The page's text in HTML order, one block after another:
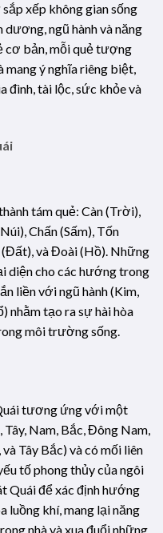
xếp không gian sống
ngũ hành và năng
cơ bản, mỗi quẻ tượng
ý nghĩa riêng biệt,
đình, tài lộc, sức khỏe và
tám quẻ: Càn (Trời),
Chấn (Sấm), Tốn
(Đất), và Đoài (Hồ). Những
diện cho các hướng trong
liền với ngũ hành (Kim,
nhằm tạo ra sự hài hòa
môi trường sống.
tương ứng với một
Nam, Bắc, Đông Nam,
Tây Bắc) và có mối liên
tố phong thủy của ngôi
Quái để xác định hướng
luồng khí, mang lại năng
nhà và xua đuổi những